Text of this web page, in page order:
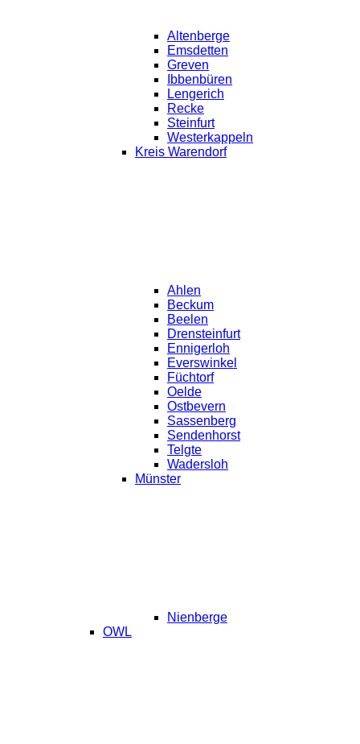
Altenberge
Emsdetten
Greven
Ibbenbüren
Lengerich
Recke
Steinfurt
Westerkappeln
Kreis Warendorf
Ahlen
Beckum
Beelen
Drensteinfurt
Ennigerloh
Everswinkel
Füchtorf
Oelde
Ostbevern
Sassenberg
Sendenhorst
Telgte
Wadersloh
Münster
Nienberge
OWL